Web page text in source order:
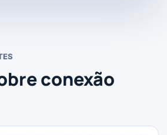
conexão